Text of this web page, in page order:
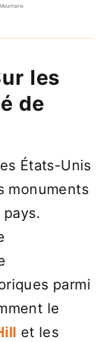
les
de
États-Unis
monuments
parmi
le
et les